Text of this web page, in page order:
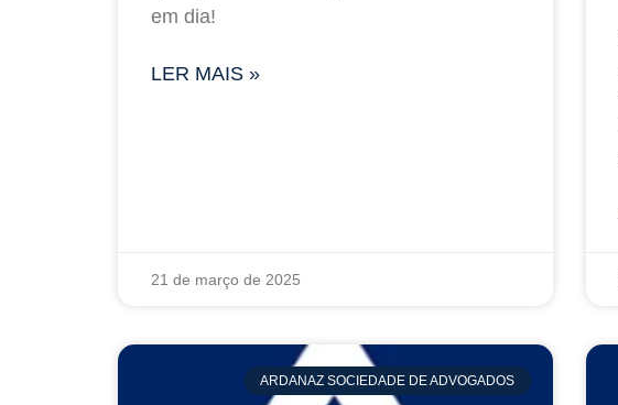
em dia!
LER MAIS »
21 de março de 2025
ARDANAZ SOCIEDADE DE ADVOGADOS